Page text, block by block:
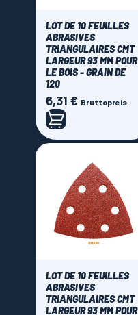
LOT DE 10 FEUILLES
ABRASIVES
TRIANGULAIRES CMT
LARGEUR 93 MM POUR
LE BOIS - GRAIN DE
120
Preis
6,31 € Bruttopreis
LOT DE 10 FEUILLES
ABRASIVES
TRIANGULAIRES CMT
LARGEUR 93 MM POUR